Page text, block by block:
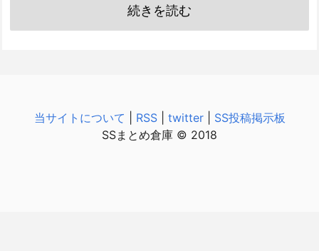
続きを読む
当サイトについて RSS| twitter| SS投稿掲示板
SSまとめ倉庫 © 2018